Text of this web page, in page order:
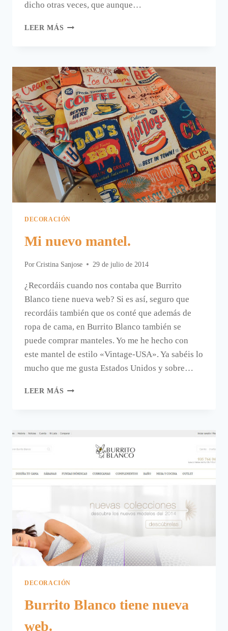
dicho otras veces, que aunque…
LEER MÁS UN
PARA
VESTIR
LA
CAMA.
DECORACIÓN
Mi nuevo mantel.
Por Cristina Sanjose 29 de julio de 2014
¿Recordáis cuando nos contaba que Burrito
Blanco tiene nueva web? Si es así, seguro que
recordáis también que os conté que además de
ropa de cama, en Burrito Blanco también se
puede comprar manteles. Yo me he hecho con
este mantel de estilo «Vintage-USA». Ya sabéis lo
mucho que me gusta Estados Unidos y sobre…
LEER MÁS MI
DECORACIÓN
Burrito Blanco tiene nueva
web.